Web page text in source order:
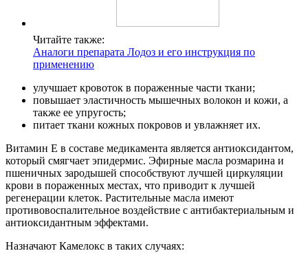
Читайте также:
Аналоги препарата Лодоз и его инструкция по
применению
улучшает кровоток в пораженные части ткани;
повышает эластичность мышечных волокон и кожи, а
также ее упругость;
питает ткани кожных покровов и увлажняет их.
Витамин Е в составе медикамента является антиоксидантом,
который смягчает эпидермис. Эфирные масла розмарина и
пшеничных зародышей способствуют лучшей циркуляции
крови в пораженных местах, что приводит к лучшей
регенерации клеток. Растительные масла имеют
противовоспалительное воздействие с антибактериальным и
антиоксидантным эффектами.
Назначают Камелокс в таких случаях: